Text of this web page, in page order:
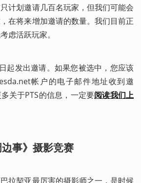
计划邀请几百名玩家，但我们可能会
在将来增加邀请的数量。我们目前正
虑活跃玩家。
起发出邀请。如果您被选中，您应该
帐户的电子邮件地址收到邀
关于PTS的信息，一定要阅读我们上
边事》摄影竞赛
拉契亚最厉害的摄影师之一，是时候